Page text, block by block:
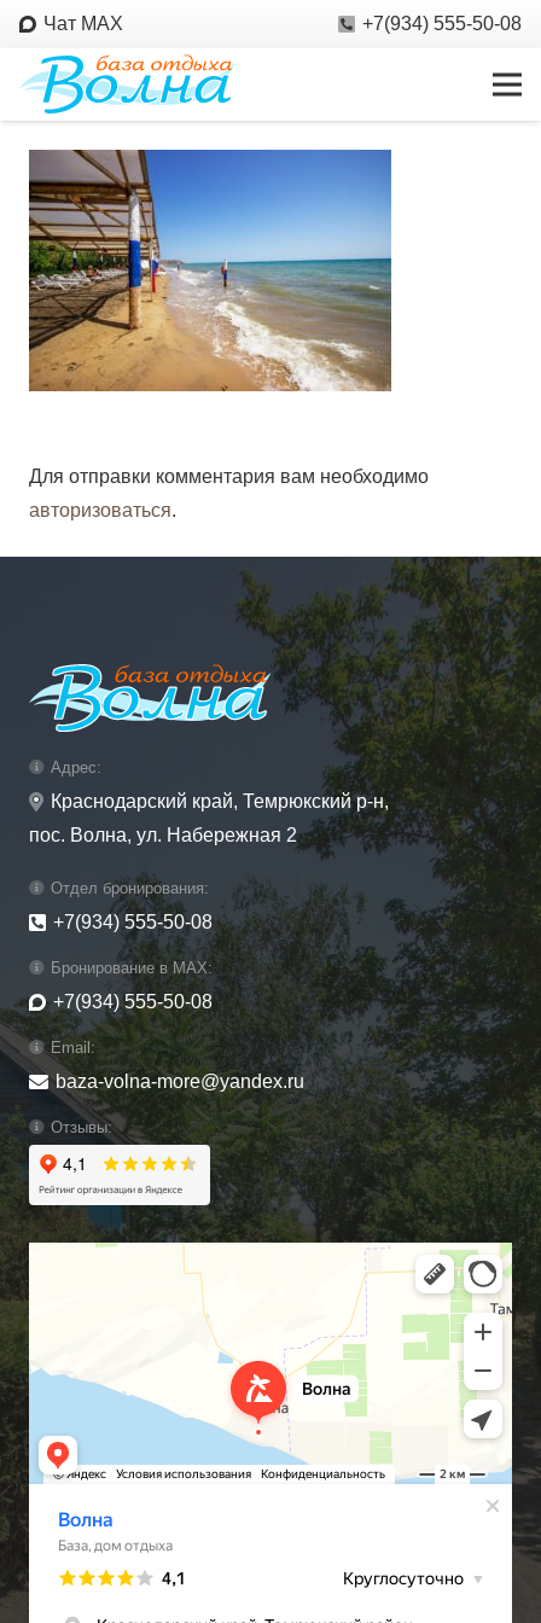
Чат MAX +7(934) 555-50-08
Для отправки комментария вам необходимо
авторизоваться.
Адрес:
Краснодарский край, Темрюкский р-н,
пос. Волна, ул. Набережная 2
Отдел бронирования:
+7(934) 555-50-08
Бронирование в MAX:
+7(934) 555-50-08
Email:
baza-volna-more@yandex.ru
Отзывы: